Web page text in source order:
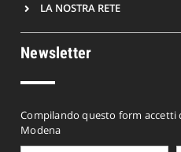
LA NOSTRA RETE
Newsletter
Compilando questo form accetti
Modena